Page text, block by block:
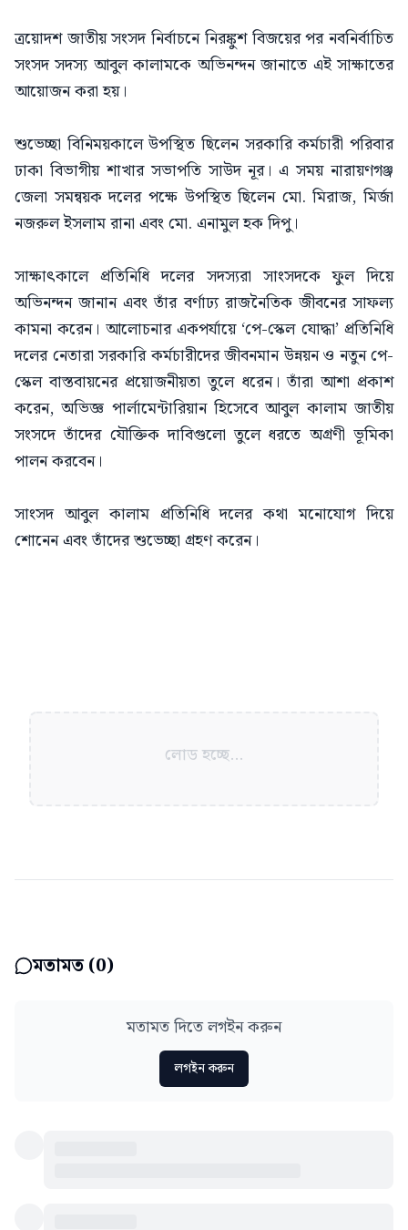
ত্রয়োদশ জাতীয় সংসদ নির্বাচনে নিরঙ্কুশ বিজয়ের পর নবনির্বাচিত
সংসদ সদস্য আবুল কালামকে অভিনন্দন জানাতে এই সাক্ষাতের
আয়োজন করা হয়।
শুভেচ্ছা বিনিময়কালে উপস্থিত ছিলেন সরকারি কর্মচারী পরিবার
ঢাকা বিভাগীয় শাখার সভাপতি সাউদ নূর। এ সময় নারায়ণগঞ্জ
জেলা সমন্বয়ক দলের পক্ষে উপস্থিত ছিলেন মো. মিরাজ, মির্জা
নজরুল ইসলাম রানা এবং মো. এনামুল হক দিপু।
সাক্ষাৎকালে প্রতিনিধি দলের সদস্যরা সাংসদকে ফুল দিয়ে
অভিনন্দন জানান এবং তাঁর বর্ণাঢ্য রাজনৈতিক জীবনের সাফল্য
কামনা করেন। আলোচনার একপর্যায়ে ‘পে-স্কেল যোদ্ধা’ প্রতিনিধি
দলের নেতারা সরকারি কর্মচারীদের জীবনমান উন্নয়ন ও নতুন পে-
স্কেল বাস্তবায়নের প্রয়োজনীয়তা তুলে ধরেন। তাঁরা আশা প্রকাশ
করেন, অভিজ্ঞ পার্লামেন্টারিয়ান হিসেবে আবুল কালাম জাতীয়
সংসদে তাঁদের যৌক্তিক দাবিগুলো তুলে ধরতে অগ্রণী ভূমিকা
পালন করবেন।
সাংসদ আবুল কালাম প্রতিনিধি দলের কথা মনোযোগ দিয়ে
শোনেন এবং তাঁদের শুভেচ্ছা গ্রহণ করেন।
লোড হচ্ছে...
মতামত (0)
মতামত দিতে লগইন করুন
লগইন করুন